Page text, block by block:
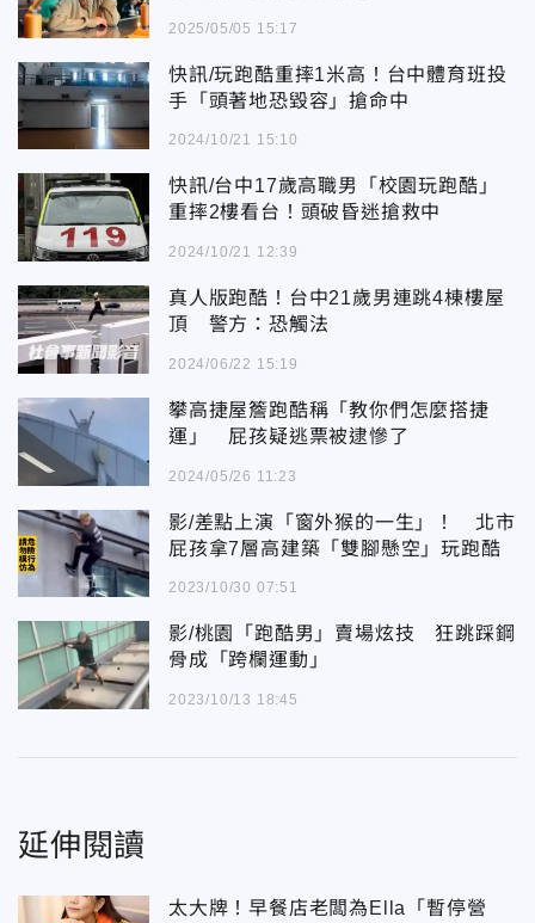
2025/05/05 15:17
快訊/玩跑酷重摔1米高！台中體育班投
手「頭著地恐毀容」搶命中
2024/10/21 15:10
快訊/台中17歲高職男「校園玩跑酷」
重摔2樓看台！頭破昏迷搶救中
2024/10/21 12:39
真人版跑酷！台中21歲男連跳4棟樓屋
頂 警方：恐觸法
2024/06/22 15:19
攀高捷屋簷跑酷稱「教你們怎麼搭捷
運」 屁孩疑逃票被逮慘了
2024/05/26 11:23
影/差點上演「窗外猴的一生」！ 北市
屁孩拿7層高建築「雙腳懸空」玩跑酷
2023/10/30 07:51
影/桃園「跑酷男」賣場炫技 狂跳踩鋼
骨成「跨欄運動」
2023/10/13 18:45
延伸閱讀
太大牌！早餐店老闆為Ella「暫停營